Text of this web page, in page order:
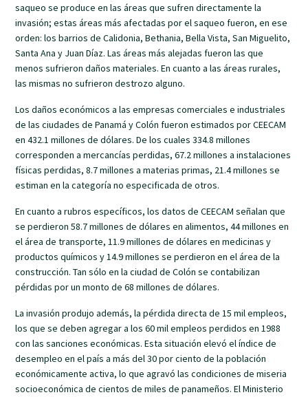
saqueo se produce en las áreas que sufren directamente la
invasión; estas áreas más afectadas por el saqueo fueron, en ese
orden: los barrios de Calidonia, Bethania, Bella Vista, San Miguelito,
Santa Ana y Juan Díaz. Las áreas más alejadas fueron las que
menos sufrieron daños materiales. En cuanto a las áreas rurales,
las mismas no sufrieron destrozo alguno.
Los daños económicos a las empresas comerciales e industriales
de las ciudades de Panamá y Colón fueron estimados por CEECAM
en 432.1 millones de dólares. De los cuales 334.8 millones
corresponden a mercancías perdidas, 67.2 millones a instalaciones
físicas perdidas, 8.7 millones a materias primas, 21.4 millones se
estiman en la categoría no especificada de otros.
En cuanto a rubros específicos, los datos de CEECAM señalan que
se perdieron 58.7 millones de dólares en alimentos, 44 millones en
el área de transporte, 11.9 millones de dólares en medicinas y
productos químicos y 14.9 millones se perdieron en el área de la
construcción. Tan sólo en la ciudad de Colón se contabilizan
pérdidas por un monto de 68 millones de dólares.
La invasión produjo además, la pérdida directa de 15 mil empleos,
los que se deben agregar a los 60 mil empleos perdidos en 1988
con las sanciones económicas. Esta situación elevó el índice de
desempleo en el país a más del 30 por ciento de la población
económicamente activa, lo que agravó las condiciones de miseria
socioeconómica de cientos de miles de panameños. El Ministerio